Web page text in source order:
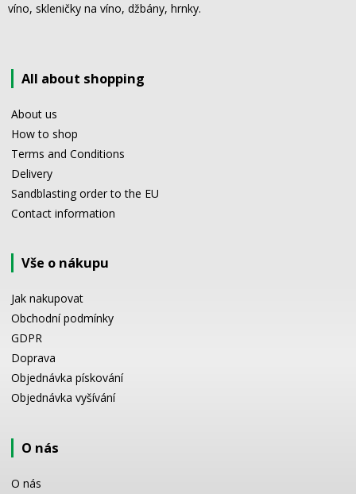
víno, skleničky na víno, džbány, hrnky.
All about shopping
About us
How to shop
Terms and Conditions
Delivery
Sandblasting order to the EU
Contact information
Vše o nákupu
Jak nakupovat
Obchodní podmínky
GDPR
Doprava
Objednávka pískování
Objednávka vyšívání
O nás
O nás